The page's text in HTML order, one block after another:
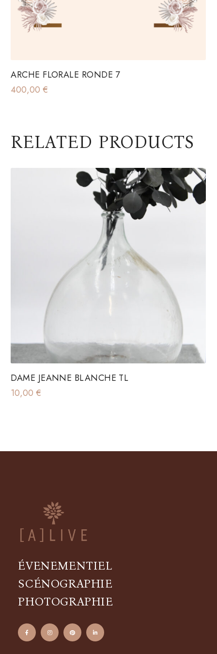
ARCHE FLORALE RONDE 7
400,00€
RELATED PRODUCTS
DAME JEANNE BLANCHE TL
10,00€
ÉVENEMENTIEL
SCÉNOGRAPHIE
PHOTOGRAPHIE